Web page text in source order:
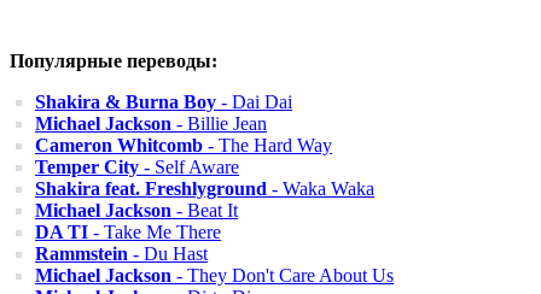
Популярные переводы:
Shakira & Burna Boy - Dai Dai
Michael Jackson - Billie Jean
Cameron Whitcomb - The Hard Way
Temper City - Self Aware
Shakira feat. Freshlyground - Waka Waka
Michael Jackson - Beat It
DA TI - Take Me There
Rammstein - Du Hast
Michael Jackson - They Don't Care About Us